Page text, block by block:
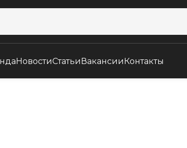
НовостиСтатьиВакансииКонтакты